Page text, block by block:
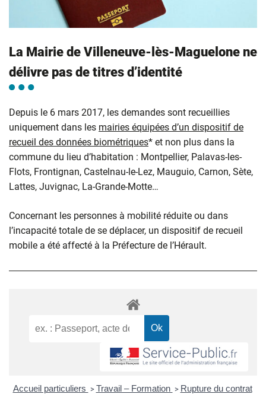
La Mairie de Villeneuve-lès-Maguelone ne
délivre pas de titres d’identité
Depuis le 6 mars 2017, les demandes sont recueillies
uniquement dans les mairies équipées d’un dispositif de
recueil des données biométriques* et non plus dans la
commune du lieu d’habitation : Montpellier, Palavas-les-
Flots, Frontignan, Castelnau-le-Lez, Mauguio, Carnon, Sète,
Lattes, Juvignac, La-Grande-Motte…
Concernant les personnes à mobilité réduite ou dans
l’incapacité totale de se déplacer, un dispositif de recueil
mobile a été affecté à la Préfecture de l’Hérault.
Accueil particuliers > Travail – Formation > Rupture du contrat